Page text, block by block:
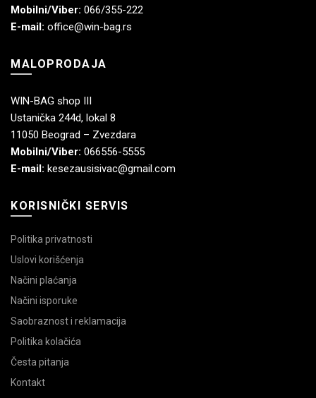
Mobilni/Viber: 066/355-222
E-mail: office@win-bag.rs
MALOPRODAJA
WIN-BAG shop III
Ustanička 244d, lokal 8
11050 Beograd – Zvezdara
Mobilni/Viber: 066556-5555
E-mail: kesezausisivac@gmail.com
KORISNIČKI SERVIS
Politika privatnosti
Uslovi korišćenja
Načini plaćanja
Načini isporuke
Saobraznost i reklamacija
Politika kolačića
Česta pitanja
Kontakt